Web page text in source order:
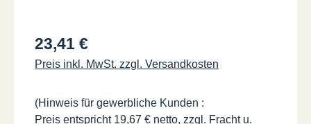
Regulärer Preis:
23,41 €
Preis inkl. MwSt. zzgl. Versandkosten
(Hinweis für gewerbliche Kunden :
Preis entspricht 19,67 € netto, zzgl. Fracht u.